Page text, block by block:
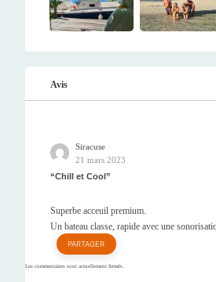
Avis
Siracuse
21 mars 2023
Chill et Cool
Superbe acceuil premium.
Un bateau classe, rapide avec une
PARTAGER
Les commentaires sont actuellement fermés.